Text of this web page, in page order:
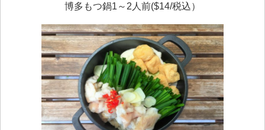
博多もつ鍋1～2人前($14/税込）